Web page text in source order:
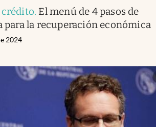
. El menú de 4 pasos de
para la recuperación económica
2024